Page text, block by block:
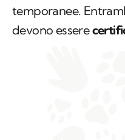
temporanee.
devono essere